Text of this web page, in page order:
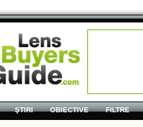
ŞTIRI OBIECTIVE FILTRE